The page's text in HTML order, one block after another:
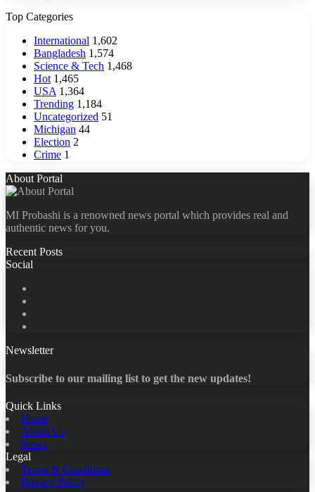
Top Categories
International 1,602
Bangladesh 1,574
Science & Tech 1,468
Hot 1,465
USA 1,364
Trending 1,184
Uncategorized 51
Michigan 44
Election 2
Crime 1
About Portal
MI Probashi is a renowned news portal which provides real and
authentic news for you.
Recent Posts
Social
Newsletter
Subscribe to our mailing list to get the new updates!
Quick Links
Home
About Us
News
Legal
Terms & Conditions
Privacy Policy